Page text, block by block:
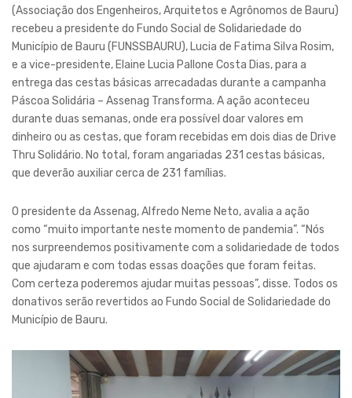
(Associação dos Engenheiros, Arquitetos e Agrônomos de Bauru)
recebeu a presidente do Fundo Social de Solidariedade do
Município de Bauru (FUNSSBAURU), Lucia de Fatima Silva Rosim,
e a vice-presidente, Elaine Lucia Pallone Costa Dias, para a
entrega das cestas básicas arrecadadas durante a campanha
Páscoa Solidária – Assenag Transforma. A ação aconteceu
durante duas semanas, onde era possível doar valores em
dinheiro ou as cestas, que foram recebidas em dois dias de Drive
Thru Solidário. No total, foram angariadas 231 cestas básicas,
que deverão auxiliar cerca de 231 famílias.
O presidente da Assenag, Alfredo Neme Neto, avalia a ação
como “muito importante neste momento de pandemia”. “Nós
nos surpreendemos positivamente com a solidariedade de todos
que ajudaram e com todas essas doações que foram feitas.
Com certeza poderemos ajudar muitas pessoas”, disse. Todos os
donativos serão revertidos ao Fundo Social de Solidariedade do
Município de Bauru.